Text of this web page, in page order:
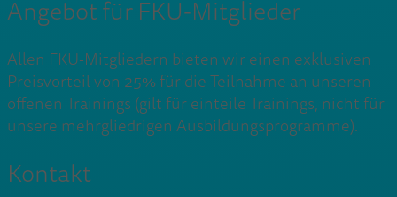
Angebot für FKU-Mitglieder
Allen FKU-Mitgliedern bieten wir einen exklusiven
Preisvorteil von 25% für die Teilnahme an unseren
offenen Trainings (gilt für einteile Trainings, nicht für
unsere mehrgliedrigen Ausbildungsprogramme).
Kontakt